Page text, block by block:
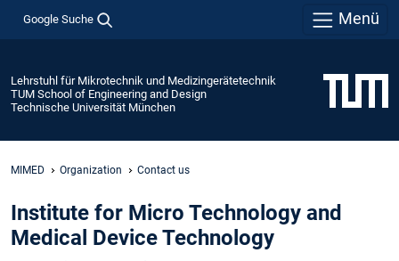
Google Suche Menü
Lehrstuhl für Mikrotechnik und Medizingerätetechnik
TUM School of Engineering and Design
Technische Universität München
MIMED Organization Contact us
Institute for Micro Technology and
Medical Device Technology